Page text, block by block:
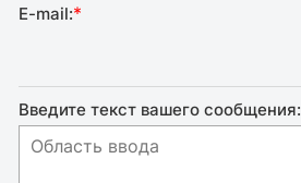
E-mail:*
Введите текст вашего сообщения: